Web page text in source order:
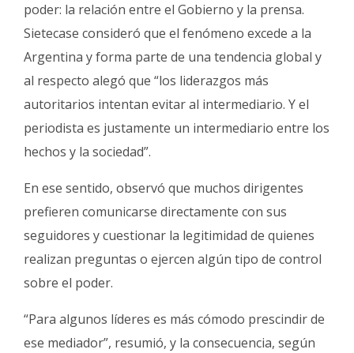
poder: la relación entre el Gobierno y la prensa.
Sietecase consideró que el fenómeno excede a la
Argentina y forma parte de una tendencia global y
al respecto alegó que “los liderazgos más
autoritarios intentan evitar al intermediario. Y el
periodista es justamente un intermediario entre los
hechos y la sociedad”.
En ese sentido, observó que muchos dirigentes
prefieren comunicarse directamente con sus
seguidores y cuestionar la legitimidad de quienes
realizan preguntas o ejercen algún tipo de control
sobre el poder.
“Para algunos líderes es más cómodo prescindir de
ese mediador”, resumió, y la consecuencia, según